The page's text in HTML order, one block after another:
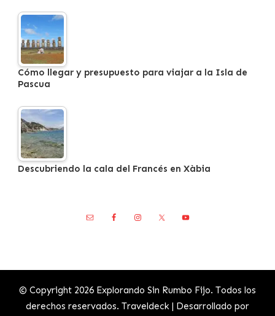
Cómo llegar y presupuesto para viajar a la Isla de
Pascua
Descubriendo la cala del Francés en Xàbia
© Copyright 2026 Explorando Sin Rumbo Fijo. Todos los
derechos reservados. Traveldeck | Desarrollado por